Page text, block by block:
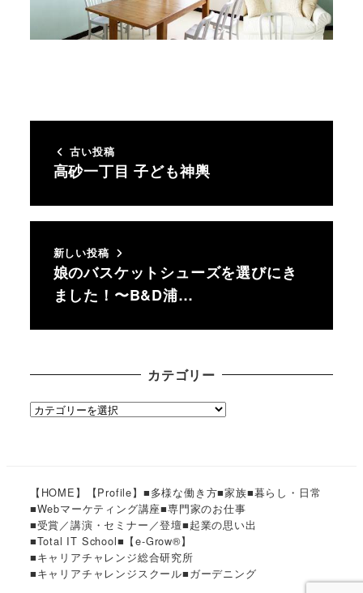
古い投稿
高砂一丁目 子ども神輿
新しい投稿
娘のバスケットシューズを選びにき
ました！〜B&D浦…
カテゴリー
カ
【HOME】 【Profile】 ■多様な働き方■家族■暮らし・日常
■Webマーケティング講座■専門家のお仕事
■受賞／講演・セミナー／登壇■起業の思い出
■Total IT School■【e-Grow®︎】
■キャリアチャレンジ総合研究所
■キャリアチャレンジスクール■ガーデニング